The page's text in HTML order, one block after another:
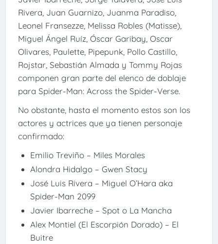
Rivera, Juan Guarnizo, Juanma Paradiso,
Leonel Fransezze, Melissa Robles (Matisse),
Miguel Ángel Ruíz, Óscar Garibay, Oscar
Olivares, Paulette, Pipepunk, Pollo Castillo,
Rojstar, Sebastián Almada y Tommy Rojas
componen gran parte del elenco de doblaje
para Spider-Man: Across the Spider-Verse.
No obstante, hasta el momento estos son los
actores y actrices que ya tienen personaje
confirmado:
Emilio Treviño – Miles Morales
Alondra Hidalgo – Gwen Stacy
José Luis Rivera – Miguel O’Hara aka
Spider-Man 2099
Javier Ibarreche – Spot o La Mancha
Alex Montiel (El Escorpión Dorado) – El
Buitre